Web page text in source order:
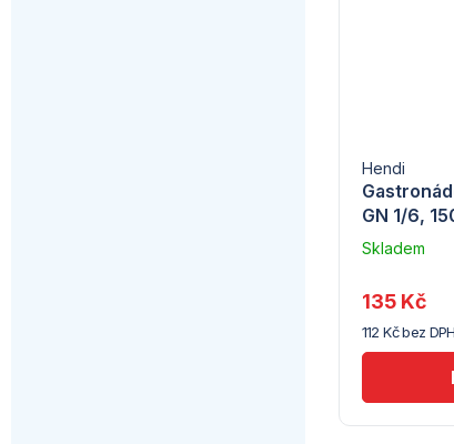
GN 1/6,
Hendi
Skladem
dodavatele
(7) -
Hendi
112 Kč bez DPH
135 Kč